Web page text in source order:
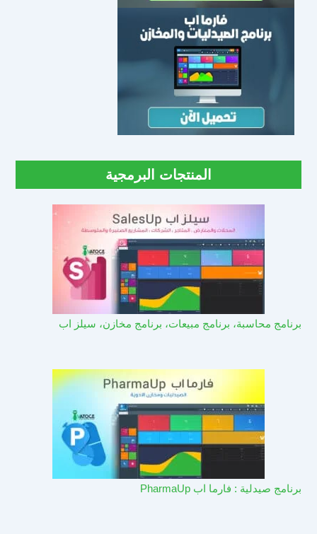
المنتجات البرمجية
برنامج محاسبة، برنامج مبيعات، برنامج مخازن، سيلز اب
برنامج صيدلية : فارما اب PharmaUp​